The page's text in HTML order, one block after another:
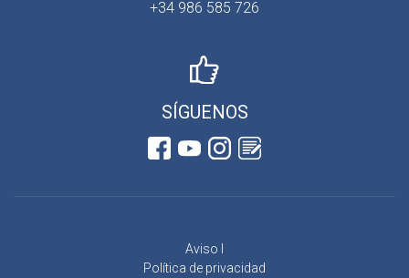
+34 986 585 726
SÍGUENOS
Aviso l
Política de privacidad